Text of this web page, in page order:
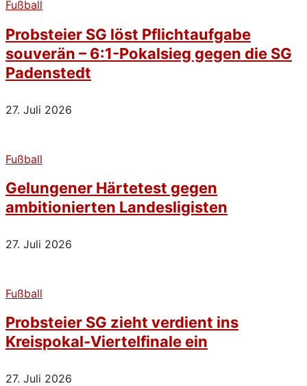
Fußball
Probsteier SG löst Pflichtaufgabe
souverän – 6:1-Pokalsieg gegen die SG
Padenstedt
27. Juli 2026
Fußball
Gelungener Härtetest gegen
ambitionierten Landesligisten
27. Juli 2026
Fußball
Probsteier SG zieht verdient ins
Kreispokal-Viertelfinale ein
27. Juli 2026